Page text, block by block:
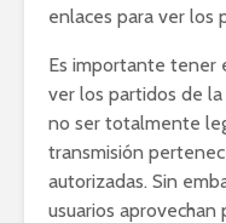
enlaces para ver los
Es importante tener
ver los partidos de
no ser totalmente
transmisión
autorizadas. Sin
usuarios